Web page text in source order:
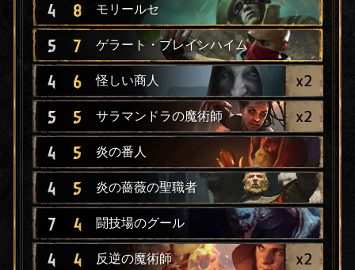
4 8 モリールセ
5 7 ゲラート・ブレインハイム
4 6 怪しい商人 x2
5 5 サラマンドラの魔術師 x2
4 5 炎の番人
4 5 炎の薔薇の聖職者
7 4 闘技場のグール
4 4 反逆の魔術師 x2